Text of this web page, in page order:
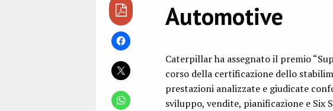
Automotive
Caterpillar ha assegnato il premio
corso della certificazione dello
prestazioni analizzate e giudicate
sviluppo, vendite, pianificazione e